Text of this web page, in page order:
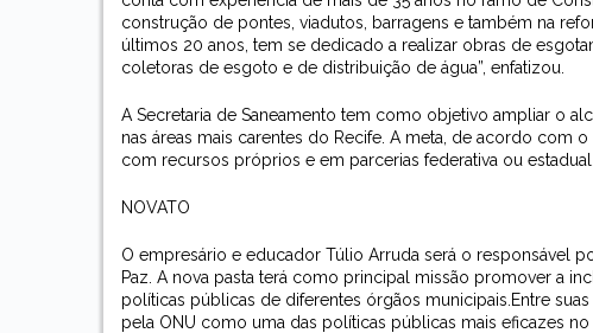
construção de pontes, viadutos, barragens e também na
últimos 20 anos, tem se dedicado a realizar obras de
coletoras de esgoto e de distribuição de água”, enfatizou.
A Secretaria de Saneamento tem como objetivo ampliar o
nas áreas mais carentes do Recife. A meta, de acordo com
com recursos próprios e em parcerias federativa ou estadual.
NOVATO
O empresário e educador Túlio Arruda será o responsável
Paz. A nova pasta terá como principal missão promover a
políticas públicas de diferentes órgãos municipais. Entre
pela ONU como uma das políticas públicas mais eficazes no